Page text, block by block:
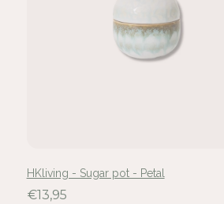
HKliving - Sugar pot - Petal
€13,95